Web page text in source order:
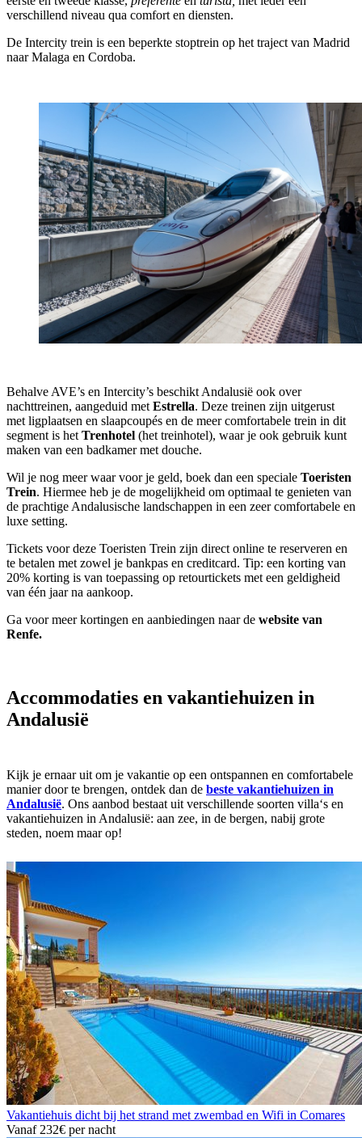
verschillend niveau qua comfort en diensten.
De Intercity trein is een beperkte stoptrein op het traject van Madrid
naar Malaga en Cordoba.
Behalve AVE’s en Intercity’s beschikt Andalusië ook over
nachttreinen, aangeduid met Estrella. Deze treinen zijn uitgerust
met ligplaatsen en slaapcoupés en de meer comfortabele trein in dit
segment is het Trenhotel (het treinhotel), waar je ook gebruik kunt
maken van een badkamer met douche.
Wil je nog meer waar voor je geld, boek dan een speciale Toeristen
Trein. Hiermee heb je de mogelijkheid om optimaal te genieten van
de prachtige Andalusische landschappen in een zeer comfortabele en
luxe setting.
Tickets voor deze Toeristen Trein zijn direct online te reserveren en
te betalen met zowel je bankpas en creditcard. Tip: een korting van
20% korting is van toepassing op retourtickets met een geldigheid
van één jaar na aankoop.
Ga voor meer kortingen en aanbiedingen naar de website van
Renfe.
Accommodaties en vakantiehuizen in
Andalusië
Kijk je ernaar uit om je vakantie op een ontspannen en comfortabele
manier door te brengen, ontdek dan de beste vakantiehuizen in
Andalusië. Ons aanbod bestaat uit verschillende soorten villa‘s en
vakantiehuizen in Andalusië: aan zee, in de bergen, nabij grote
steden, noem maar op!
Vakantiehuis dicht bij het strand met zwembad en Wifi in Comares
Vanaf 232€ per nacht